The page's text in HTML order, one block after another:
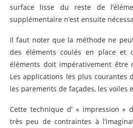
surface lisse du reste de
supplémentaire n’est ensuite
Il faut noter que la méthode ne
des éléments coulés en place et
éléments doit impérativement être
Les applications les plus courantes
les parements de façades, les voiles
Cette technique d’ « impression »
très peu de contraintes à